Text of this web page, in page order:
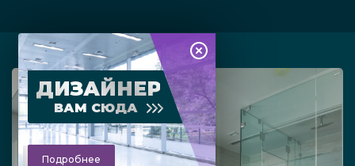
ДИЗАЙНЕР
ВАМ СЮДА
Подробнее